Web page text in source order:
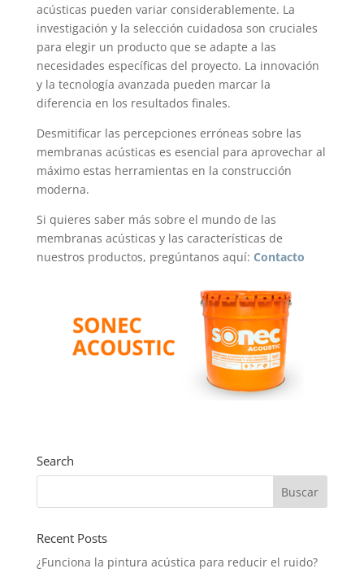
acústicas pueden variar considerablemente. La
investigación y la selección cuidadosa son cruciales
para elegir un producto que se adapte a las
necesidades específicas del proyecto. La innovación
y la tecnología avanzada pueden marcar la
diferencia en los resultados finales.
Desmitificar las percepciones erróneas sobre las
membranas acústicas es esencial para aprovechar al
máximo estas herramientas en la construcción
moderna.
Si quieres saber más sobre el mundo de las
membranas acústicas y las características de
nuestros productos, pregúntanos aquí: Contacto
Search
Recent Posts
¿Funciona la pintura acústica para reducir el ruido?